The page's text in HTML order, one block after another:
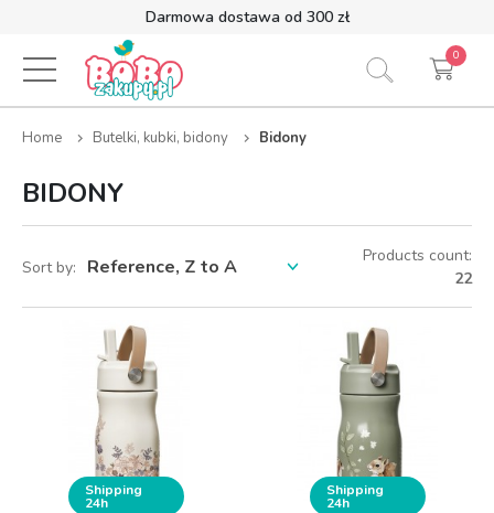
Darmowa dostawa od 300 zł
0
Home Butelki, kubki, bidony Bidony
BIDONY
Sort by:
Products count:
22
Shipping
24h
Shipping
24h